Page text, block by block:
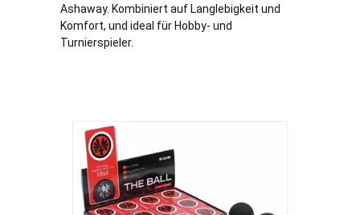
Ashaway. Kombiniert auf Langlebigkeit und
Komfort, und ideal für Hobby- und
Turnierspieler.